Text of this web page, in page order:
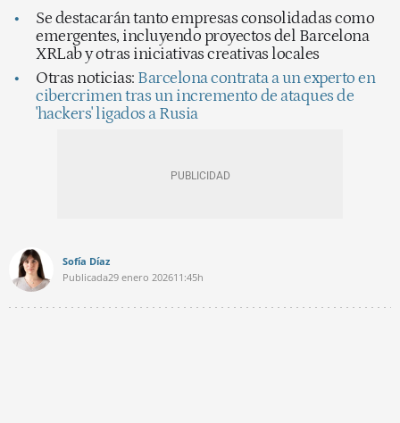
Se destacarán tanto empresas consolidadas como
emergentes, incluyendo proyectos del Barcelona
XRLab y otras iniciativas creativas locales
Otras noticias: Barcelona contrata a un experto en
cibercrimen tras un incremento de ataques de
'hackers' ligados a Rusia
Sofía Díaz
Publicada29 enero 202611:45h